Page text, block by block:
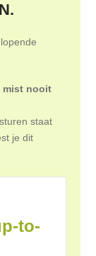
mist nooit
staat
je dit
to-